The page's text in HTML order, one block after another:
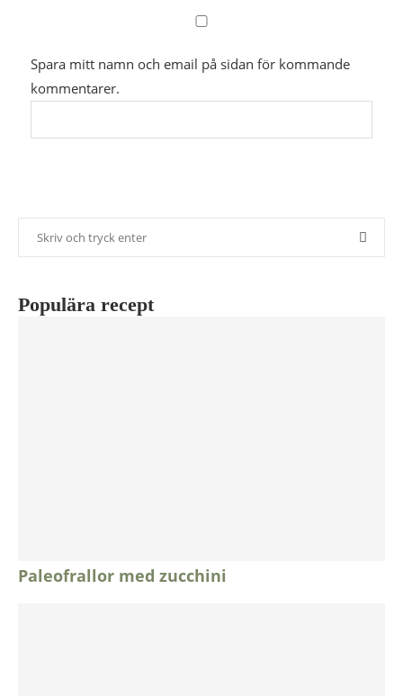
Spara mitt namn och email på sidan för kommande
kommentarer.
Populära recept
Paleofrallor med zucchini